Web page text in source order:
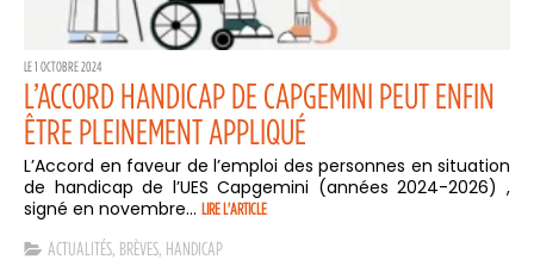
LE 1 OCTOBRE 2024
L’ACCORD HANDICAP DE CAPGEMINI PEUT ENFIN
ÊTRE PLEINEMENT APPLIQUÉ
L’Accord en faveur de l’emploi des personnes en situation
de handicap de l’UES Capgemini (années 2024-2026) ,
signé en novembre... LIRE L'ARTICLE
ACTUALITÉS BRÈVES HANDICAP